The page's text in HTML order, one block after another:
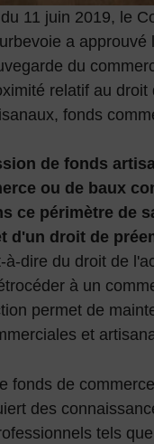
11 juin 2019, le
a approuvé
du
relatif au
fonds
de fonds
ou de baux
ce périmètre de
d'un droit de
à-dire du droit de
à un
permet de
et
fonds de
des
tels